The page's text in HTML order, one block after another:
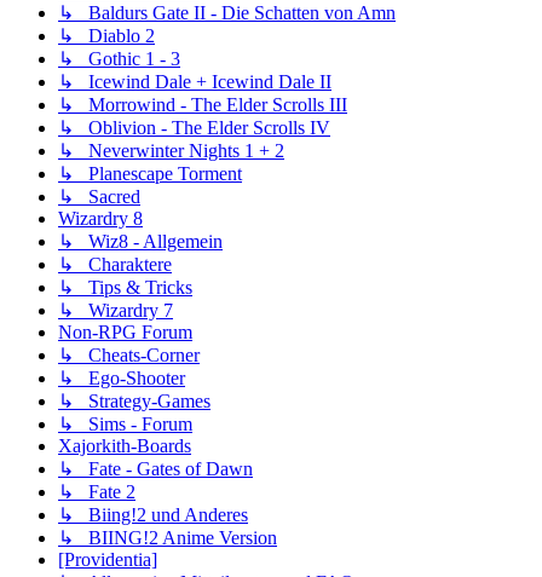
↳ Baldurs Gate II - Die Schatten von Amn
↳ Diablo 2
↳ Gothic 1 - 3
↳ Icewind Dale + Icewind Dale II
↳ Morrowind - The Elder Scrolls III
↳ Oblivion - The Elder Scrolls IV
↳ Neverwinter Nights 1 + 2
↳ Planescape Torment
↳ Sacred
Wizardry 8
↳ Wiz8 - Allgemein
↳ Charaktere
↳ Tips & Tricks
↳ Wizardry 7
Non-RPG Forum
↳ Cheats-Corner
↳ Ego-Shooter
↳ Strategy-Games
↳ Sims - Forum
Xajorkith-Boards
↳ Fate - Gates of Dawn
↳ Fate 2
↳ Biing!2 und Anderes
↳ BIING!2 Anime Version
[Providentia]